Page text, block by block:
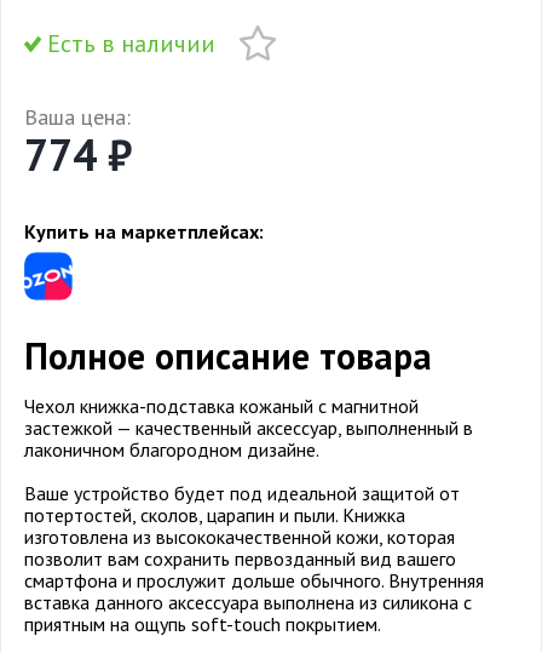
Есть в наличии
Ваша цена:
774 ₽
Купить на маркетплейсах:
Полное описание товара
Чехол книжка-подставка кожаный с магнитной
застежкой — качественный аксессуар, выполненный в
лаконичном благородном дизайне.
Ваше устройство будет под идеальной защитой от
потертостей, сколов, царапин и пыли. Книжка
изготовлена из высококачественной кожи, которая
позволит вам сохранить первозданный вид вашего
смартфона и прослужит дольше обычного. Внутренняя
вставка данного аксессуара выполнена из силикона с
приятным на ощупь soft-touch покрытием.